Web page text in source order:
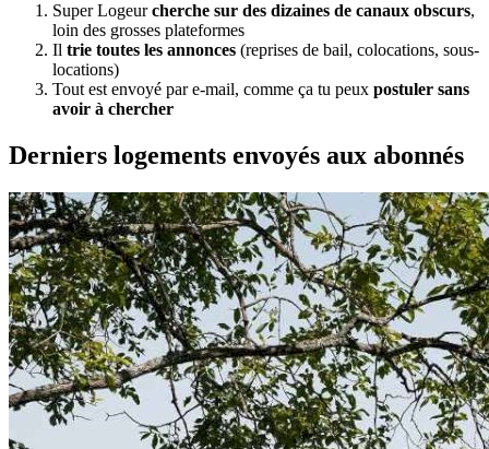
Super Logeurcherche sur des dizaines de canaux obscurs,
loin des grosses plateformes
Il trie toutes les annonces (reprises de bail, colocations, sous-
locations)
Tout est envoyé par e-mail, comme ça tu peux postuler sans
avoir à chercher
Derniers logements envoyés aux abonnés